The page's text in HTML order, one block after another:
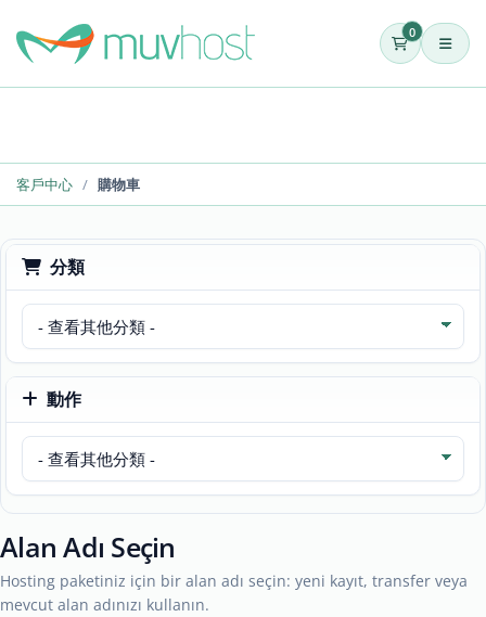
0
客戶中心 購物車
分類
動作
Alan Adı Seçin
Hosting paketiniz için bir alan adı seçin: yeni kayıt, transfer veya
mevcut alan adınızı kullanın.